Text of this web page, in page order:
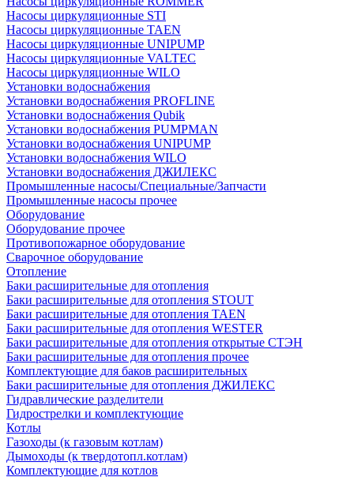
Насосы циркуляционные STI
Насосы циркуляционные TAEN
Насосы циркуляционные UNIPUMP
Насосы циркуляционные VALTEC
Насосы циркуляционные WILO
Установки водоснабжения
Установки водоснабжения PROFLINE
Установки водоснабжения Qubik
Установки водоснабжения PUMPMAN
Установки водоснабжения UNIPUMP
Установки водоснабжения WILO
Установки водоснабжения ДЖИЛЕКС
Промышленные насосы/Специальные/Запчасти
Промышленные насосы прочее
Оборудование
Оборудование прочее
Противопожарное оборудование
Сварочное оборудование
Отопление
Баки расширительные для отопления
Баки расширительные для отопления STOUT
Баки расширительные для отопления TAEN
Баки расширительные для отопления WESTER
Баки расширительные для отопления открытые СТЭН
Баки расширительные для отопления прочее
Комплектующие для баков расширительных
Баки расширительные для отопления ДЖИЛЕКС
Гидравлические разделители
Гидрострелки и комплектующие
Котлы
Газоходы (к газовым котлам)
Дымоходы (к твердотопл.котлам)
Комплектующие для котлов